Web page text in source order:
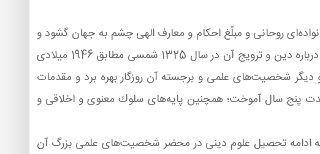
آمل) در خانواده‌ای روحانی و مبلّغ احكام و معارف الهی چشم به جهان گشود و
پس از گذراندن تحصیلات ابتدایی در زادگاه خود، و بر اثر علاقه خانوادگی به روحانیت و ایفای رسالت روحانی درباره دین و ترویج آن در سال 1325 شمسی مطابق 1946 میلادی
دیگر شخصیت‌های علمی و برجسته آن روزگار بهره برد و مقدمات
پنج سال آموخت؛ همچنین پایه‌های سلوك معنوی و اخلاقی و
آن شهر به ادامه تحصیل علوم دینی در محضر شخصیت‌های علمی بزرگ آن